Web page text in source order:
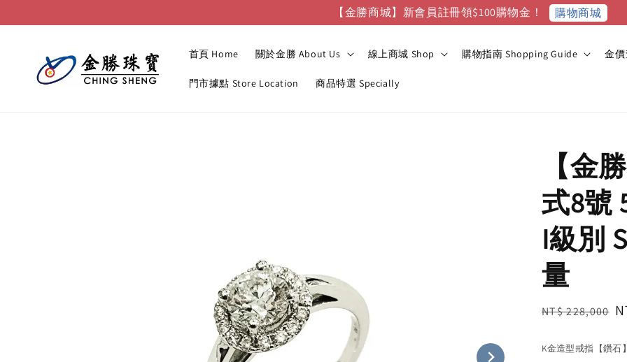
【金勝商城】新會員註冊領$100購物金！ 購物商城
首頁 Home 關於金勝 About Us 線上商城 Shop 購物指南 Shopping Guide 金
門市據點 Store Location 商品特選 Specially
【金
式8號
I級別
量
Regular
NT$ 228,000
K金造型戒指【鑽石】